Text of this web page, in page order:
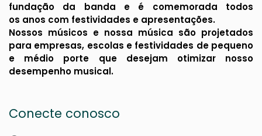
fundação da banda e é comemorada todos
os anos com festividades e apresentações.
Nossos músicos e nossa música são projetados
para empresas, escolas e festividades de pequeno
e médio porte que desejam otimizar nosso
desempenho musical.
Conecte conosco